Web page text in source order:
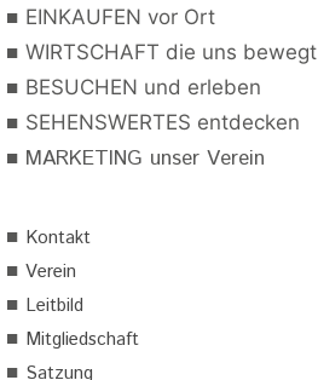
■ EINKAUFEN vor Ort
■ WIRTSCHAFT die uns bewegt
■ BESUCHEN und erleben
■ SEHENSWERTES entdecken
■ MARKETING unser Verein
■ Kontakt
■ Verein
■ Leitbild
■ Mitgliedschaft
■ Satzung